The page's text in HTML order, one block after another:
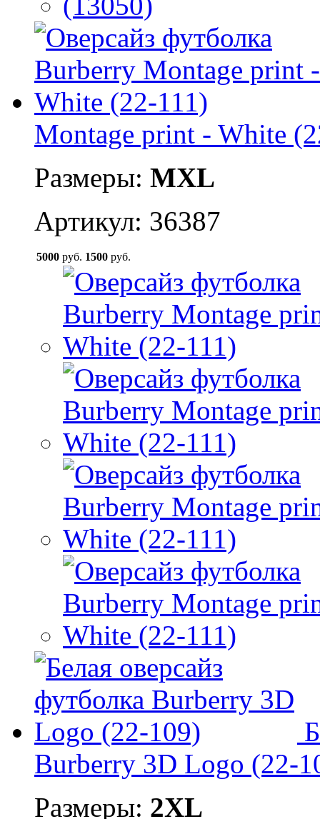
Montage print - White
Размеры: MXL
Артикул: 36387
5000 руб. 1500 руб.
Burberry 3D Logo (22-
Размеры: 2XL